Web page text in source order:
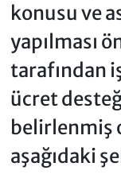
konusu ve
yapılması
tarafından
ücret
belirlenmiş
aşağıdaki